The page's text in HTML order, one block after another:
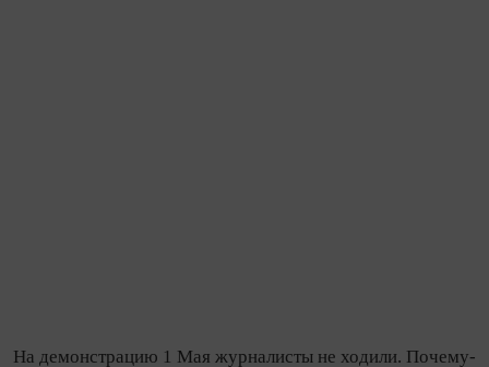
На демонстрацию 1 Мая журналисты не ходили. Почему-